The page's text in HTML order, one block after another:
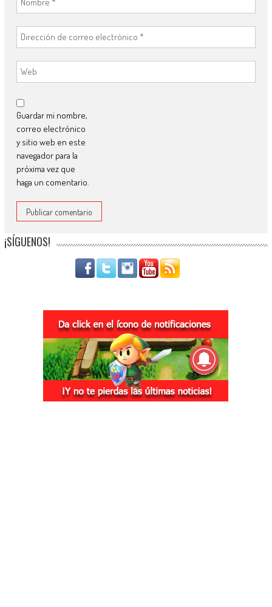
Guardar mi nombre,
correo electrónico
y sitio web en este
navegador para la
próxima vez que
haga un comentario.
¡SÍGUENOS!